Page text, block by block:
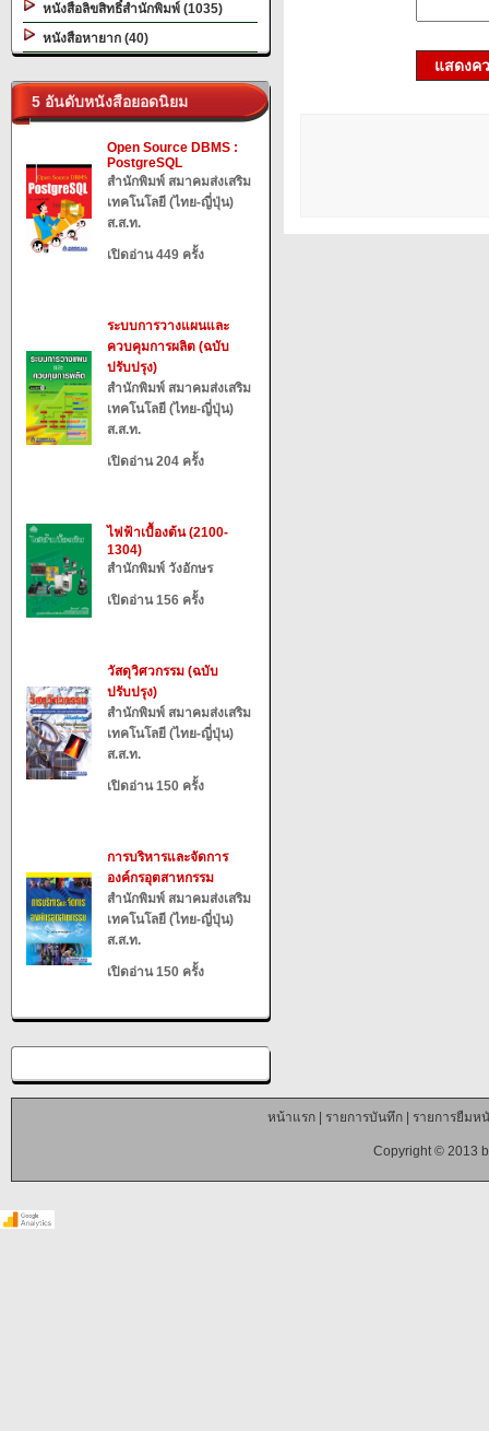
หนังสือลิขสิทธิ์สำนักพิมพ์ (1035)
หนังสือหายาก (40)
5 อันดับหนังสือยอดนิยม
Open Source DBMS :
PostgreSQL
สำนักพิมพ์ สมาคมส่งเสริม
เทคโนโลยี (ไทย-ญี่ปุ่น)
ส.ส.ท.
เปิดอ่าน 449 ครั้ง
ระบบการวางแผนและ
ควบคุมการผลิต (ฉบับ
ปรับปรุง)
สำนักพิมพ์ สมาคมส่งเสริม
เทคโนโลยี (ไทย-ญี่ปุ่น)
ส.ส.ท.
เปิดอ่าน 204 ครั้ง
ไฟฟ้าเบื้องต้น (2100-
1304)
สำนักพิมพ์ วังอักษร
เปิดอ่าน 156 ครั้ง
วัสดุวิศวกรรม (ฉบับ
ปรับปรุง)
สำนักพิมพ์ สมาคมส่งเสริม
เทคโนโลยี (ไทย-ญี่ปุ่น)
ส.ส.ท.
เปิดอ่าน 150 ครั้ง
การบริหารและจัดการ
องค์กรอุตสาหกรรม
สำนักพิมพ์ สมาคมส่งเสริม
เทคโนโลยี (ไทย-ญี่ปุ่น)
ส.ส.ท.
เปิดอ่าน 150 ครั้ง
แสดงค
หน้าแรก| รายการบันทึก| รายการยืมห
Copyright © 2013